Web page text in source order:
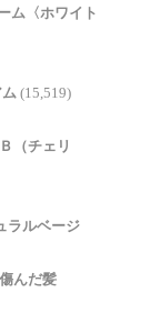
ム〈ホワイト
(15,519)
（チェリ
ラルベージ
んだ髪